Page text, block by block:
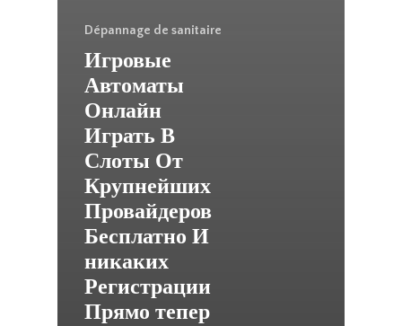
Dépannage de sanitaire
Игровые
Автоматы
Онлайн
Играть В
Слоты От
Крупнейших
Провайдеров
Бесплатно И
никаких
Регистрации
Прямо тепер